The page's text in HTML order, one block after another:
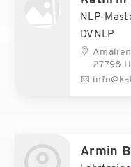
NLP-
DVNLP
27798
Armin